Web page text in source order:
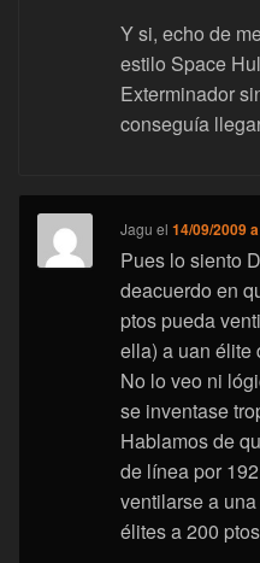
Y si, echo de
estilo Space
Exterminador
conseguía
Jagu el14/09/2009
Pues lo siento
deacuerdo en
ptos pueda
ella) a uan élite
No lo veo ni
se inventase
Hablamos de
de línea por
ventilarse a
élites a 200